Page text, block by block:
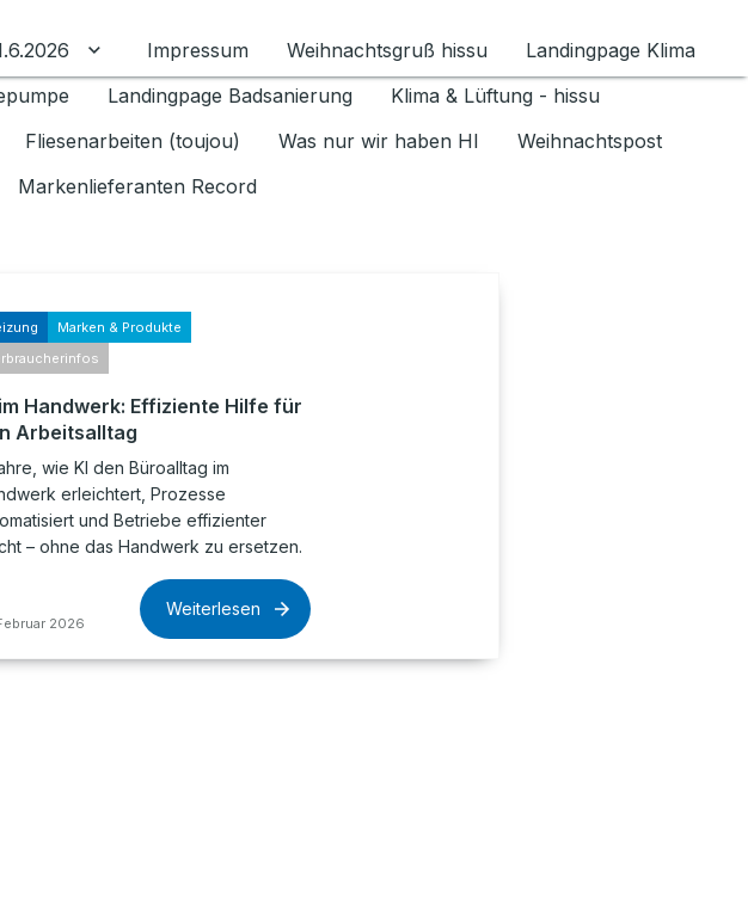
umschalten
Untermenü für Datenschutz 1.6.2026 umschalten
Impressum Weihnachtsgruß hissu
Landingpage Klima
Landingpage Badsanierung
Klima & Lüftung - hissu
Fliesenarbeiten (toujou) Was nur wir haben HI
Weihnachtspost
Markenlieferanten Record
Marken & Produkte
Handwerk: Effiziente Hilfe für
Arbeitsalltag
wie KI den Büroalltag im
erleichtert, Prozesse
und Betriebe effizienter
– ohne das Handwerk zu ersetzen.
2026
Weiterlesen